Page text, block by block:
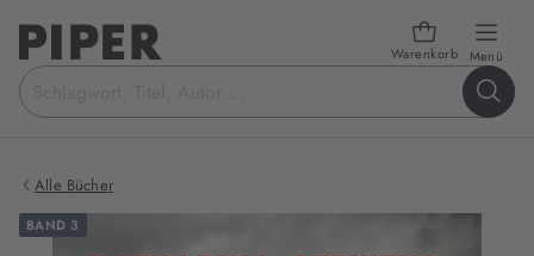
Warenkorb Menü
Suchbegriff
eingeben
Alle Bücher
BAND 3